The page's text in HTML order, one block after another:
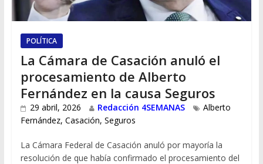
POLÍTICA
La Cámara de Casación anuló el
procesamiento de Alberto
Fernández en la causa Seguros
29 abril, 2026 Redacción 4SEMANAS
Alberto
Fernández, Casación, Seguros
La Cámara Federal de Casación anuló por mayoría la
resolución de que había confirmado el procesamiento del